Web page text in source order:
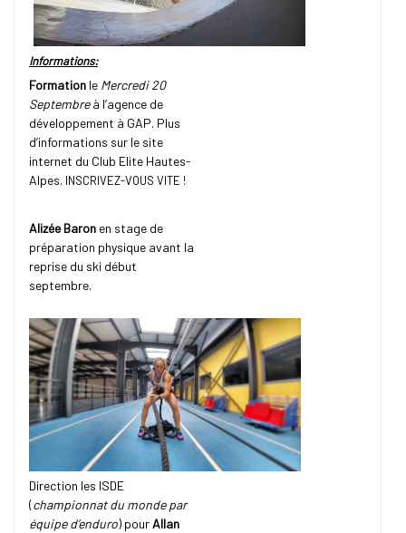
Informations:
Formation le Mercredi 20
Septembreà l’agence de
développement à GAP. Plus
d’informations sur le site
internet du Club Elite Hautes-
Alpes. INSCRIVEZ-VOUS VITE !
Alizée Baron en stage de
préparation physique avant la
reprise du ski début
septembre.
Direction les ISDE
(championnat du monde par
équipe d’enduro) pourAllan